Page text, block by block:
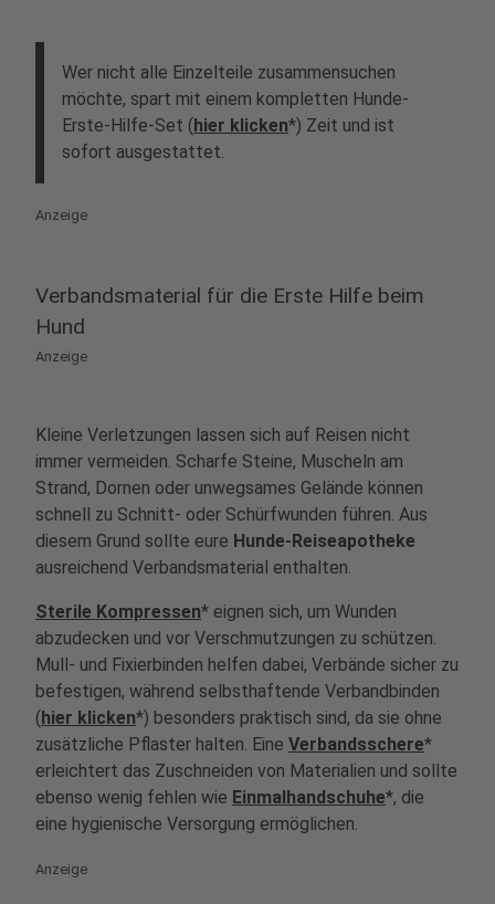
Wer nicht alle Einzelteile zusammensuchen
möchte, spart mit einem kompletten Hunde-
Erste-Hilfe-Set (hier klicken*) Zeit und ist
sofort ausgestattet.
Anzeige
Verbandsmaterial für die Erste Hilfe beim
Hund
Anzeige
Kleine Verletzungen lassen sich auf Reisen nicht
immer vermeiden. Scharfe Steine, Muscheln am
Strand, Dornen oder unwegsames Gelände können
schnell zu Schnitt- oder Schürfwunden führen. Aus
diesem Grund sollte eure Hunde-Reiseapotheke
ausreichend Verbandsmaterial enthalten.
Sterile Kompressen* eignen sich, um Wunden
abzudecken und vor Verschmutzungen zu schützen.
Mull- und Fixierbinden helfen dabei, Verbände sicher zu
befestigen, während selbsthaftende Verbandbinden
(hier klicken*) besonders praktisch sind, da sie ohne
zusätzliche Pflaster halten. Eine Verbandsschere*
erleichtert das Zuschneiden von Materialien und sollte
ebenso wenig fehlen wie Einmalhandschuhe*, die
eine hygienische Versorgung ermöglichen.
Anzeige